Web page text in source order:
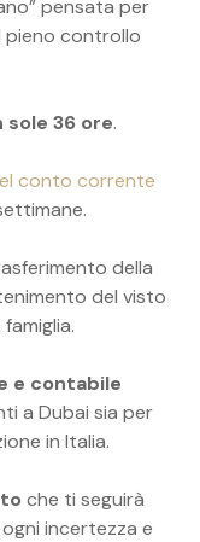
pensata per
pieno controllo
36 ore.
conto corrente
della
del visto
e contabile
a Dubai sia per
in Italia.
che ti seguirà
incertezza e